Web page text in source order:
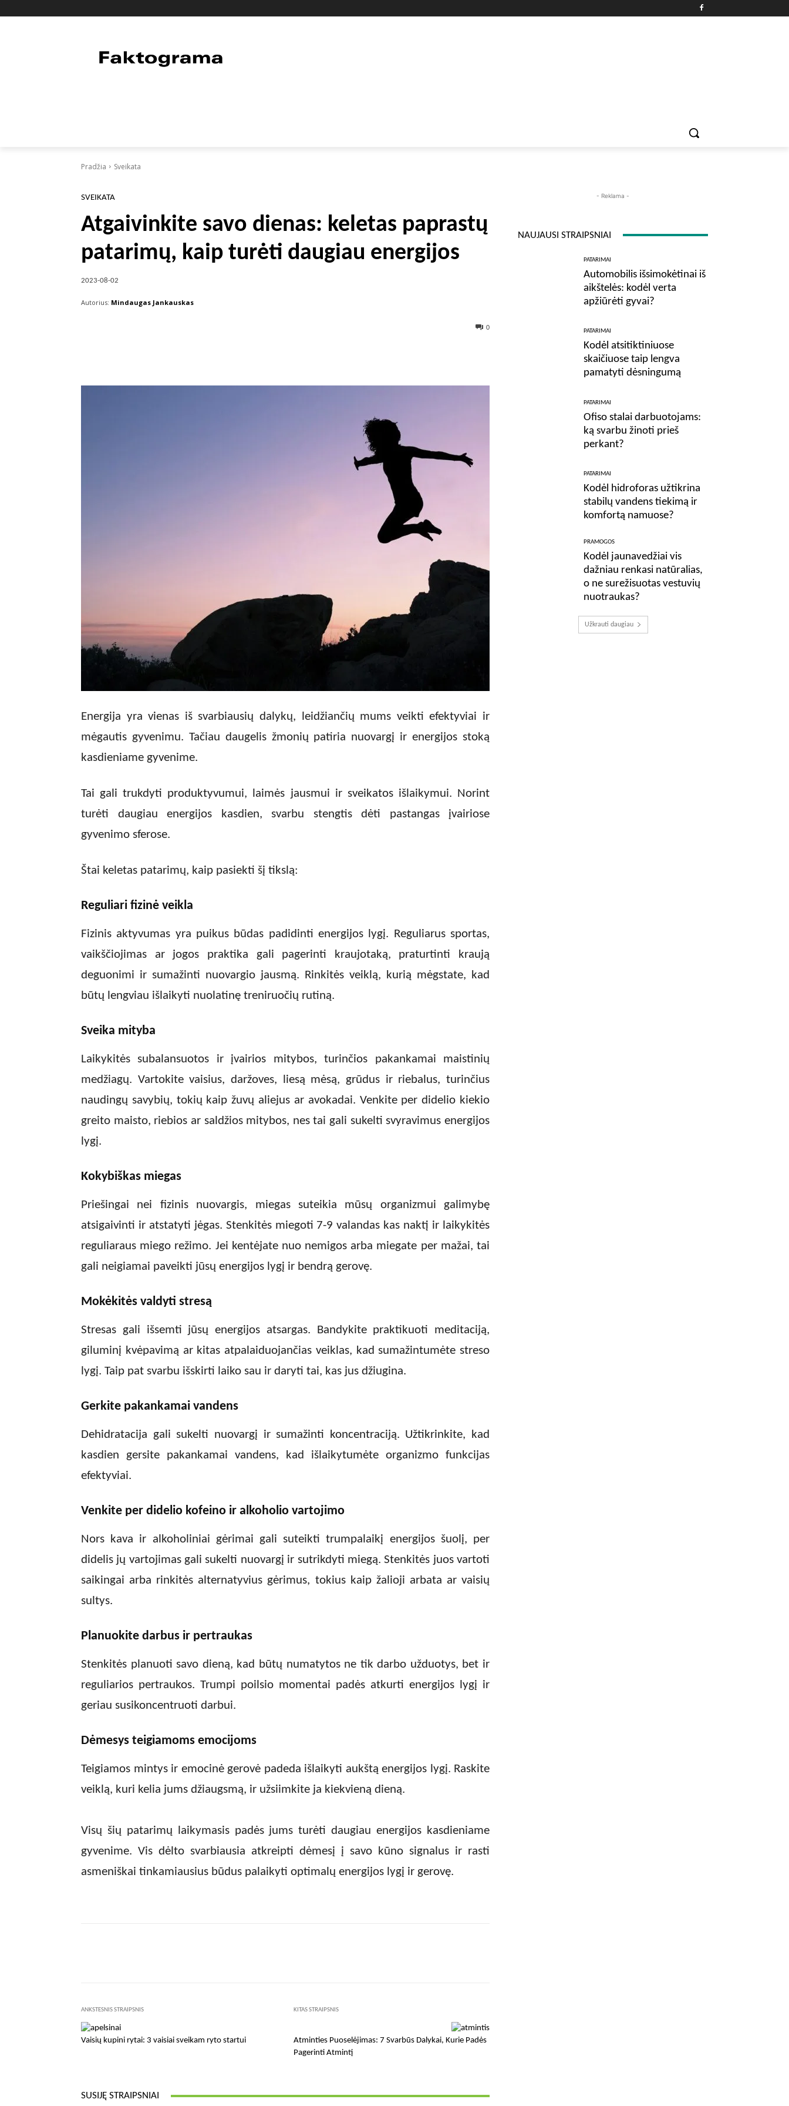
Pradžia Sveikata
SVEIKATA
Atgaivinkite savo dienas: keletas paprastų
patarimų, kaip turėti daugiau energijos
2023-08-02
Autorius: Mindaugas Jankauskas
0
Energija yra vienas iš svarbiausių dalykų, leidžiančių mums veikti efektyviai ir
mėgautis gyvenimu. Tačiau daugelis žmonių patiria nuovargį ir energijos stoką
kasdieniame gyvenime.
Tai gali trukdyti produktyvumui, laimės jausmui ir sveikatos išlaikymui. Norint
turėti daugiau energijos kasdien, svarbu stengtis dėti pastangas įvairiose
gyvenimo sferose.
Štai keletas patarimų, kaip pasiekti šį tikslą:
Reguliari fizinė veikla
Fizinis aktyvumas yra puikus būdas padidinti energijos lygį. Reguliarus sportas,
vaikščiojimas ar jogos praktika gali pagerinti kraujotaką, praturtinti kraują
deguonimi ir sumažinti nuovargio jausmą. Rinkitės veiklą, kurią mėgstate, kad
būtų lengviau išlaikyti nuolatinę treniruočių rutiną.
Sveika mityba
Laikykitės subalansuotos ir įvairios mitybos, turinčios pakankamai maistinių
medžiagų. Vartokite vaisius, daržoves, liesą mėsą, grūdus ir riebalus, turinčius
naudingų savybių, tokių kaip žuvų aliejus ar avokadai. Venkite per didelio kiekio
greito maisto, riebios ar saldžios mitybos, nes tai gali sukelti svyravimus energijos
lygį.
Kokybiškas miegas
Priešingai nei fizinis nuovargis, miegas suteikia mūsų organizmui galimybę
atsigaivinti ir atstatyti jėgas. Stenkitės miegoti 7-9 valandas kas naktį ir laikykitės
reguliaraus miego režimo. Jei kentėjate nuo nemigos arba miegate per mažai, tai
gali neigiamai paveikti jūsų energijos lygį ir bendrą gerovę.
Mokėkitės valdyti stresą
Stresas gali išsemti jūsų energijos atsargas. Bandykite praktikuoti meditaciją,
giluminį kvėpavimą ar kitas atpalaiduojančias veiklas, kad sumažintumėte streso
lygį. Taip pat svarbu išskirti laiko sau ir daryti tai, kas jus džiugina.
Gerkite pakankamai vandens
Dehidratacija gali sukelti nuovargį ir sumažinti koncentraciją. Užtikrinkite, kad
kasdien gersite pakankamai vandens, kad išlaikytumėte organizmo funkcijas
efektyviai.
Venkite per didelio kofeino ir alkoholio vartojimo
Nors kava ir alkoholiniai gėrimai gali suteikti trumpalaikį energijos šuolį, per
didelis jų vartojimas gali sukelti nuovargį ir sutrikdyti miegą. Stenkitės juos vartoti
saikingai arba rinkitės alternatyvius gėrimus, tokius kaip žalioji arbata ar vaisių
sultys.
Planuokite darbus ir pertraukas
Stenkitės planuoti savo dieną, kad būtų numatytos ne tik darbo užduotys, bet ir
reguliarios pertraukos. Trumpi poilsio momentai padės atkurti energijos lygį ir
geriau susikoncentruoti darbui.
Dėmesys teigiamoms emocijoms
Teigiamos mintys ir emocinė gerovė padeda išlaikyti aukštą energijos lygį. Raskite
veiklą, kuri kelia jums džiaugsmą, ir užsiimkite ja kiekvieną dieną.
Visų šių patarimų laikymasis padės jums turėti daugiau energijos kasdieniame
gyvenime. Vis dėlto svarbiausia atkreipti dėmesį į savo kūno signalus ir rasti
asmeniškai tinkamiausius būdus palaikyti optimalų energijos lygį ir gerovę.
ANKSTESNIS STRAIPSNIS
Vaisių kupini rytai: 3 vaisiai sveikam ryto startui
KITAS STRAIPSNIS
Atminties Puoselėjimas: 7 Svarbūs Dalykai, Kurie Padės
Pagerinti Atmintį
SUSIJĘ STRAIPSNIAI
- Reklama -
NAUJAUSI STRAIPSNIAI
PATARIMAI
Automobilis išsimokėtinai iš
aikštelės: kodėl verta
apžiūrėti gyvai?
PATARIMAI
Kodėl atsitiktiniuose
skaičiuose taip lengva
pamatyti dėsningumą
PATARIMAI
Ofiso stalai darbuotojams:
ką svarbu žinoti prieš
perkant?
PATARIMAI
Kodėl hidroforas užtikrina
stabilų vandens tiekimą ir
komfortą namuose?
PRAMOGOS
Kodėl jaunavedžiai vis
dažniau renkasi natūralias,
o ne surežisuotas vestuvių
nuotraukas?
Užkrauti daugiau